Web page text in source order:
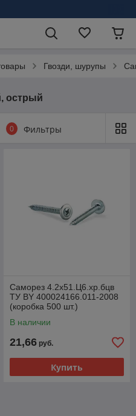
Гвозди, шурупы
острый
0 Фильтры
Саморез 4.2х51.Ц6.хр.бцв
ТУ BY 400024166.011-2008
(коробка 500 шт.)
В наличии
21,66 руб.
Купить